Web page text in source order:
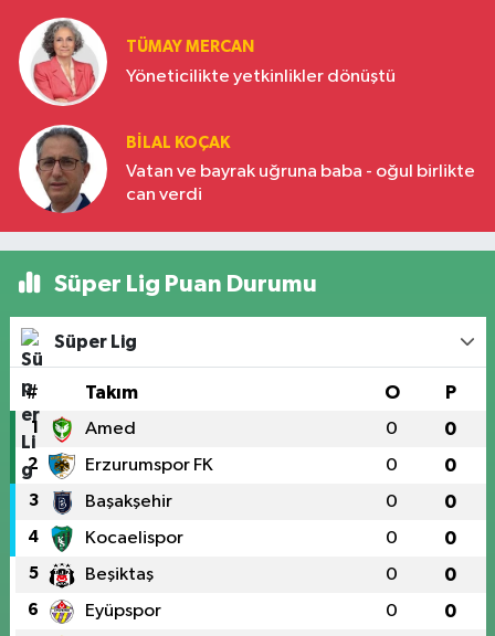
TÜMAY MERCAN
Yöneticilikte yetkinlikler dönüştü
BILAL KOÇAK
Vatan ve bayrak uğruna baba - oğul birlikte
can verdi
Süper Lig Puan Durumu
Süper Lig
# Takım O P
1 Amed 0 0
2 Erzurumspor FK 0 0
3 Başakşehir 0 0
4 Kocaelispor 0 0
5 Beşiktaş 0 0
6 Eyüpspor 0 0